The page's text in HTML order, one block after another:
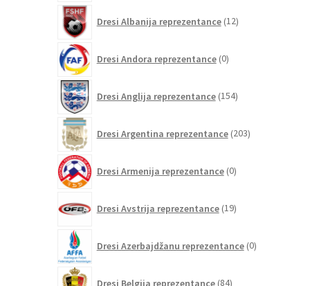
Dresi Albanija reprezentance 12izdelkov
Dresi Andora reprezentance 0izdelkov
Dresi Anglija reprezentance 154izdelkov
Dresi Argentina reprezentance 203izdelki
Dresi Armenija reprezentance 0izdelkov
Dresi Avstrija reprezentance 19izdelkov
Dresi Azerbajdžanu reprezentance 0izdelkov
Dresi Belgija reprezentance 84